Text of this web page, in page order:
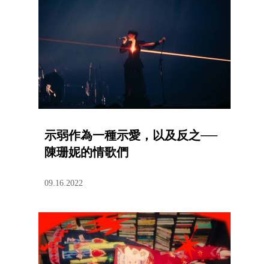
示弱作為一種示愛，以及反之──
陳珊妮的情歌們
09.16.2022